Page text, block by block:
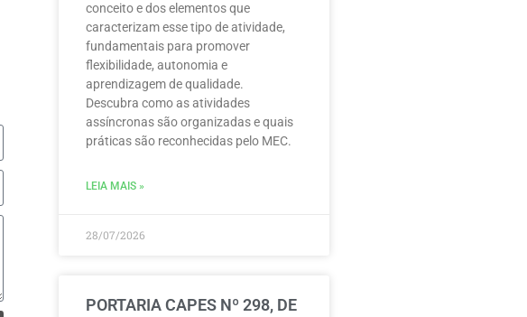
conceito e dos elementos que
caracterizam esse tipo de atividade,
fundamentais para promover
flexibilidade, autonomia e
aprendizagem de qualidade.
Descubra como as atividades
assíncronas são organizadas e quais
práticas são reconhecidas pelo MEC.
LEIA MAIS »
28/07/2026
PORTARIA CAPES Nº 298, DE